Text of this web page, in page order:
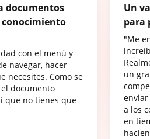
documentos
conocimiento
con el menú y
navegar, hacer
necesites. Como se
documento
que no tienes que
Un
para
"Me
un
a los
en